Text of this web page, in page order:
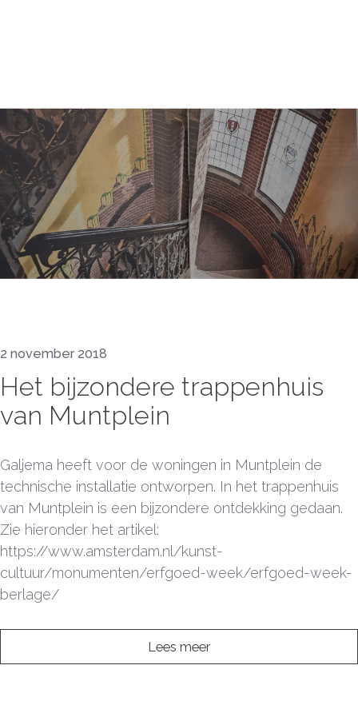
2 november 2018
Het bijzondere trappenhuis
van Muntplein
Galjema heeft voor de woningen in Muntplein de
technische installatie ontworpen. In het trappenhuis
van Muntplein is een bijzondere ontdekking gedaan.
Zie hieronder het artikel:
https://www.amsterdam.nl/kunst-
cultuur/monumenten/erfgoed-week/erfgoed-week-
berlage/
Lees meer